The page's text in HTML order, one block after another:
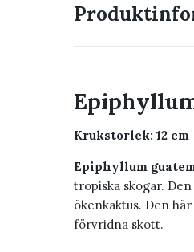
Krukstorlek: 12 cm
Epiphyllum
tropiska skogar.
ökenkaktus. Den
förvridna skott.